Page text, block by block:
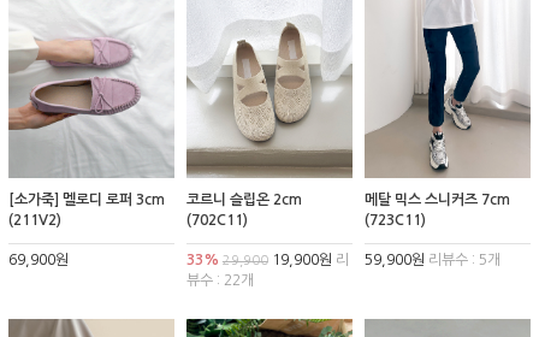
[소가죽] 멜로디 로퍼 3cm
(211V2)
69,900원
코르니 슬립온 2cm
(702C11)
33% 29,90019,900원 리
뷰수 : 22개
메탈 믹스 스니커즈 7cm
(723C11)
59,900원 리뷰수 : 5개